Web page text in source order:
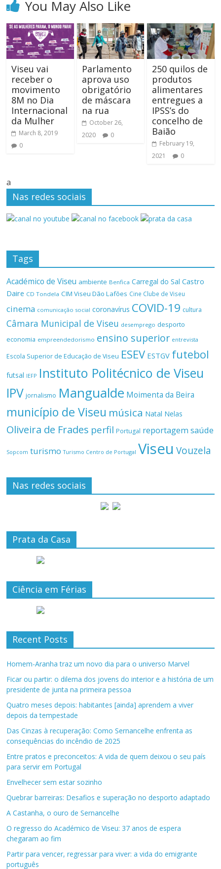
You May Also Like
Viseu vai
receber o
movimento
8M no Dia
Internacional
da Mulher
March 8, 2019
0
Parlamento
aprova uso
obrigatório
de máscara
na rua
October 26,
2020
0
250 quilos de
produtos
alimentares
entregues a
IPSS’s do
concelho de
Baião
February 19,
2021
0
a
Nas redes sociais
Tags
Académico de Viseu ambiente Benfica Carregal do Sal Castro
Daire CD Tondela CIM Viseu Dão Lafões Cine Clube de Viseu
cinema comunicação social coronavírus COVID-19 cultura
Câmara Municipal de Viseu desemprego desporto
economia empreendedorismo ensino superior entrevista
Escola Superior de Educação de Viseu ESEV ESTGV futebol
futsal IEFP Instituto Politécnico de Viseu
IPV jornalismo Mangualde Moimenta da Beira
município de Viseu música Natal Nelas
Oliveira de Frades perfil Portugal reportagemsaúde
Sopcom turismo Turismo Centro de Portugal Viseu Vouzela
Nas redes sociais
Prata da Casa
Ciência em Férias
Recent Posts
Homem-Aranha traz um novo dia para o universo Marvel
Ficar ou partir: o dilema dos jovens do interior e a história de um
presidente de junta na primeira pessoa
Quatro meses depois: habitantes [ainda] aprendem a viver
depois da tempestade
Das Cinzas à recuperação: Como Sernancelhe enfrenta as
consequências do incêndio de 2025
Entre pratos e preconceitos: A vida de quem deixou o seu país
para servir em Portugal
Envelhecer sem estar sozinho
Quebrar barreiras: Desafios e superação no desporto adaptado
A Castanha, o ouro de Sernancelhe
O regresso do Académico de Viseu: 37 anos de espera
chegaram ao fim
Partir para vencer, regressar para viver: a vida do emigrante
português